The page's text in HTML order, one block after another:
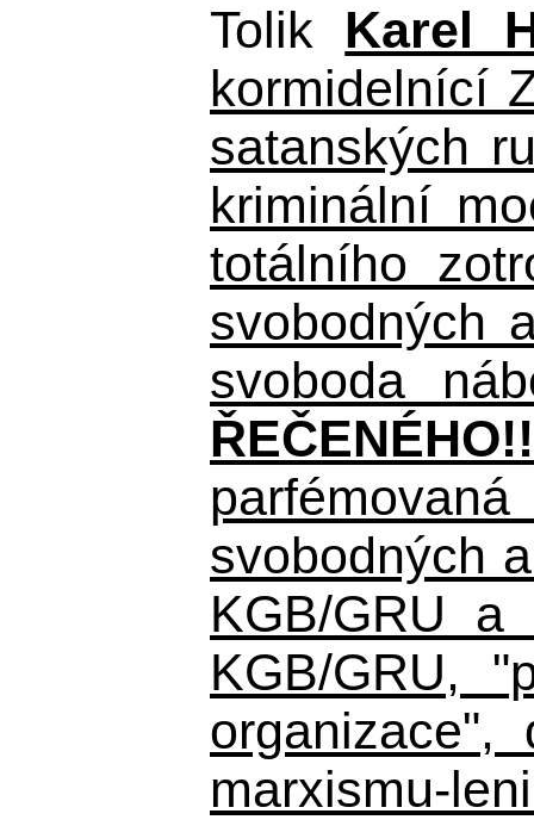
Tolik Karel
kormidelnící
satanských
kriminální
totálního
svobodných
svoboda
svobodných
KGB/GRU
KGB/GRU,
organizace",
marxismu-